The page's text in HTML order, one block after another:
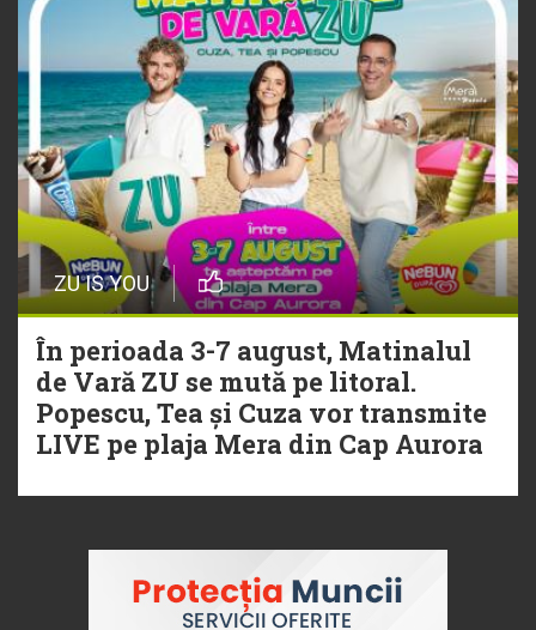
ZU IS YOU
În perioada 3-7 august, Matinalul
de Vară ZU se mută pe litoral.
Popescu, Tea și Cuza vor transmite
LIVE pe plaja Mera din Cap Aurora